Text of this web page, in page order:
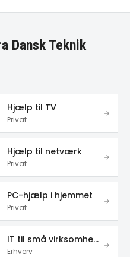
Dansk Teknik
Hjælp til TV
Privat
Hjælp til netværk
Privat
PC-hjælp i hjemmet
Privat
IT til små virksomheder
Erhverv